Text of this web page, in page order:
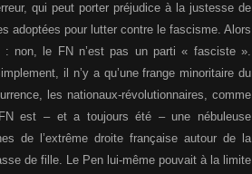
qui peut porter préjudice à la justesse de
adoptées pour lutter contre le fascisme. Alors
non, le FN n’est pas un parti « fasciste ».
il n’y a qu’une frange minoritaire du
les nationaux-révolutionnaires, comme
est – et a toujours été – une nébuleuse
de l’extrême droite française autour de la
de fille. Le Pen lui-même pouvait à la limite